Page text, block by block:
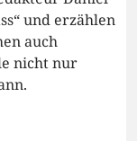
und erzählen
auch
nicht nur